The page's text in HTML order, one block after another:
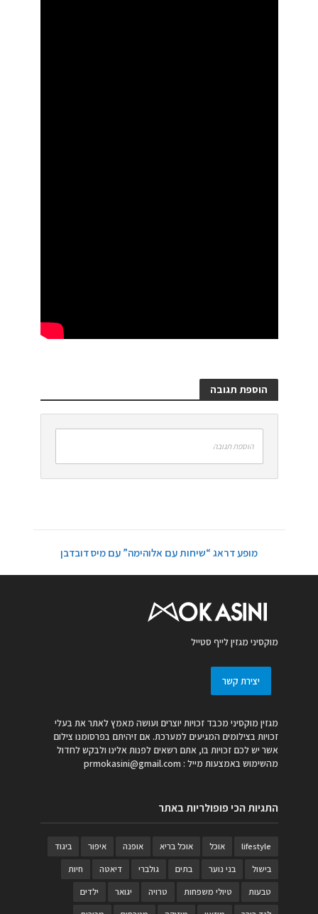
הוספת תגובה
הוספת תגובה
מופע דראג “שיחות עם אלוהימה” עם מיס דובדבן
מוקסיני מגזין לייף סטייל
יצירת קשר
מגזין מוקסיני מכבד זכויות יוצרים ועושה מאמץ לאתר את בעלי
זכויות בצילומים המגיעים למערכת. אם זיהיתם בפרסומנו צילום
אשר יש לכם זכויות בו, אתם רשאים לפנות אלינו ולבקש לחדול
מהשימוש באמצעות מייל : prmokasini@gmail.com
התגיות הכי פופולריות באתר
lifestyle אוכל אוכל בריא אופנה איפור
ביגוד
בישול
בני נוער בתים גולברי דיאטה
חיות
טבעות
טיולי משפחות טרויה יגואר
ילדים